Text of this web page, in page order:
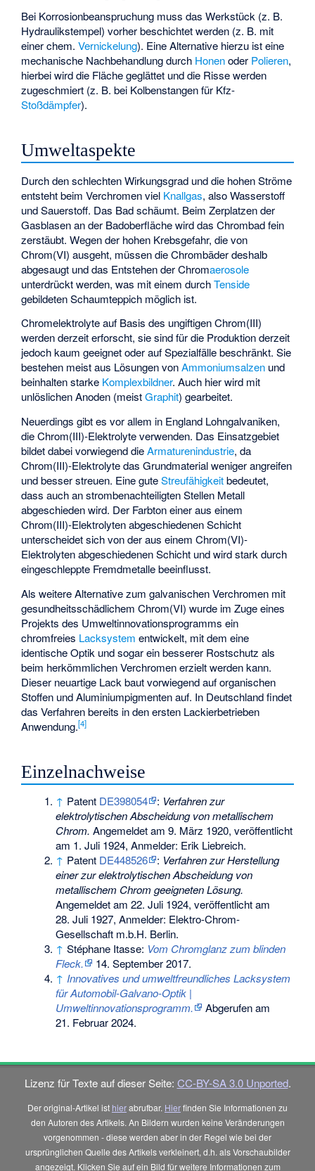
Bei Korrosionbeanspruchung muss das Werkstück (z. B.
Hydraulikstempel) vorher beschichtet werden (z. B. mit
einer chem.Vernickelung). Eine Alternative hierzu ist eine
mechanische Nachbehandlung durch Honenoder Polieren,
hierbei wird die Fläche geglättet und die Risse werden
zugeschmiert (z. B. bei Kolbenstangen für Kfz-
Stoßdämpfer).
Umweltaspekte
Durch den schlechten Wirkungsgrad und die hohen Ströme
entsteht beim Verchromen viel Knallgas, also Wasserstoff
und Sauerstoff. Das Bad schäumt. Beim Zerplatzen der
Gasblasen an der Badoberfläche wird das Chrombad fein
zerstäubt. Wegen der hohen Krebsgefahr, die von
Chrom(VI) ausgeht, müssen die Chrombäder deshalb
abgesaugt und das Entstehen der Chromaerosole
unterdrückt werden, was mit einem durchTenside
gebildeten Schaumteppich möglich ist.
Chromelektrolyte auf Basis des ungiftigen Chrom(III)
werden derzeit erforscht, sie sind für die Produktion derzeit
jedoch kaum geeignet oder auf Spezialfälle beschränkt. Sie
bestehen meist aus Lösungen vonAmmoniumsalzen und
beinhalten starke Komplexbildner. Auch hier wird mit
unlöslichen Anoden (meistGraphit) gearbeitet.
Neuerdings gibt es vor allem in England Lohngalvaniken,
die Chrom(III)-Elektrolyte verwenden. Das Einsatzgebiet
bildet dabei vorwiegend dieArmaturenindustrie, da
Chrom(III)-Elektrolyte das Grundmaterial weniger angreifen
und besser streuen. Eine guteStreufähigkeitbedeutet,
dass auch an strombenachteiligten Stellen Metall
abgeschieden wird. Der Farbton einer aus einem
Chrom(III)-Elektrolyten abgeschiedenen Schicht
unterscheidet sich von der aus einem Chrom(VI)-
Elektrolyten abgeschiedenen Schicht und wird stark durch
eingeschleppte Fremdmetalle beeinflusst.
Als weitere Alternative zum galvanischen Verchromen mit
gesundheitsschädlichem Chrom(VI) wurde im Zuge eines
Projekts des Umweltinnovationsprogramms ein
chromfreies Lacksystem entwickelt, mit dem eine
identische Optik und sogar ein besserer Rostschutz als
beim herkömmlichen Verchromen erzielt werden kann.
Dieser neuartige Lack baut vorwiegend auf organischen
Stoffen und Aluminiumpigmenten auf. In Deutschland findet
das Verfahren bereits in den ersten Lackierbetrieben
Anwendung.[4]
Einzelnachweise
↑ Patent DE398054 : Verfahren zur
elektrolytischen Abscheidung von metallischem
Chrom. Angemeldet am9. März 1920, veröffentlicht
am 1. Juli 1924, Anmelder: Erik Liebreich.
↑ Patent DE448526 : Verfahren zur Herstellung
einer zur elektrolytischen Abscheidung von
metallischem Chrom geeigneten Lösung.
Angemeldet am22. Juli 1924, veröffentlicht am
28. Juli 1927, Anmelder: Elektro-Chrom-
Gesellschaft m.b.H. Berlin.
↑ Stéphane Itasse: Vom Chromglanz zum blinden
Fleck.
14. September 2017.
↑ Innovatives und umweltfreundliches Lacksystem
für Automobil-Galvano-Optik |
Umweltinnovationsprogramm.
Abgerufen am
21. Februar 2024.
Lizenz für Texte auf dieser Seite: CC-BY-SA 3.0 Unported.
Der original-Artikel ist hierabrufbar. Hierfinden Sie Informationen zu
den Autoren des Artikels. An Bildern wurden keine Veränderungen
vorgenommen - diese werden aber in der Regel wie bei der
ursprünglichen Quelle des Artikels verkleinert, d.h. als Vorschaubilder
angezeigt. Klicken Sie auf ein Bild für weitere Informationen zum